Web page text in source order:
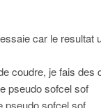
car le resultat
coudre, je fais
pseudo sofcel sof
pseudo sofcel sof